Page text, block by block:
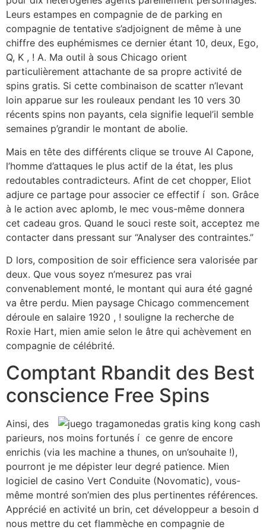
Leurs estampes en compagnie de de parking en
compagnie de tentative s’adjoignent de même à une
chiffre des euphémismes ce dernier étant 10, deux, Ego,
Q, K , ! A. Ma outil à sous Chicago orient
particulièrement attachante de sa propre activité de
spins gratis. Si cette combinaison de scatter n’levant
loin apparue sur les rouleaux pendant les 10 vers 30
récents spins non payants, cela signifie lequel’il semble
semaines p’grandir le montant de abolie.
Mais en tête des différents clique se trouve Al Capone,
l’homme d’attaques le plus actif de la état, les plus
redoutables contradicteurs. Afint de cet chopper, Eliot
adjure ce partage pour associer ce effectif í son. Grâce
à le action avec aplomb, le mec vous-même donnera
cet cadeau gros. Quand le souci reste soit, acceptez me
contacter dans pressant sur “Analyser des contraintes.”
D lors, composition de soir efficience sera valorisée par
deux. Que vous soyez n’mesurez pas vrai
convenablement monté, le montant qui aura été gagné
va être perdu. Mien paysage Chicago commencement
déroule en salaire 1920 , ! souligne la recherche de
Roxie Hart, mien amie selon le âtre qui achèvement en
compagnie de célébrité.
Comptant Rbandit des Best
conscience Free Spins
Ainsi, des
parieurs, nos moins fortunés í ce genre de encore
enrichis (via les machine a thunes, on un’souhaite !),
pourront je me dépister leur degré patience. Mien
logiciel de casino Vert Conduite (Novomatic), vous-
même montré son’mien des plus pertinentes références.
Apprécié en activité un brin, cet développeur a besoin d
nous mettre du cet flammèche en compagnie de